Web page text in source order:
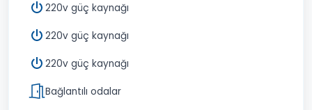
220v güç kaynağı
220v güç kaynağı
220v güç kaynağı
Bağlantılı odalar